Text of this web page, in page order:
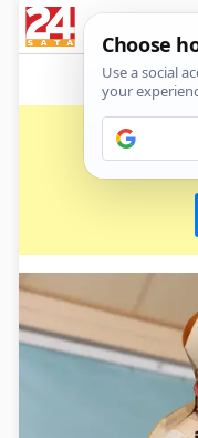
News